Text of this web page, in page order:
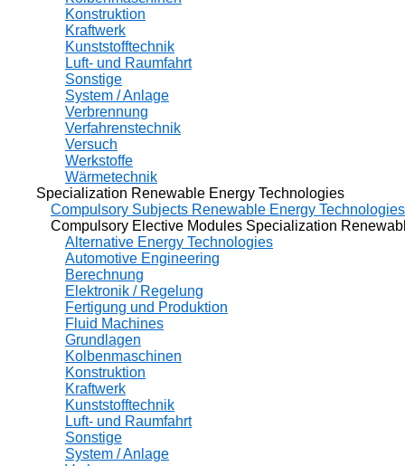
Konstruktion
Kraftwerk
Kunststofftechnik
Luft- und Raumfahrt
Sonstige
System / Anlage
Verbrennung
Verfahrenstechnik
Versuch
Werkstoffe
Wärmetechnik
Specialization Renewable Energy Technologies
Compulsory Subjects Renewable Energy Technologies
Compulsory Elective Modules Specialization
Alternative Energy Technologies
Automotive Engineering
Berechnung
Elektronik / Regelung
Fertigung und Produktion
Fluid Machines
Grundlagen
Kolbenmaschinen
Konstruktion
Kraftwerk
Kunststofftechnik
Luft- und Raumfahrt
Sonstige
System / Anlage